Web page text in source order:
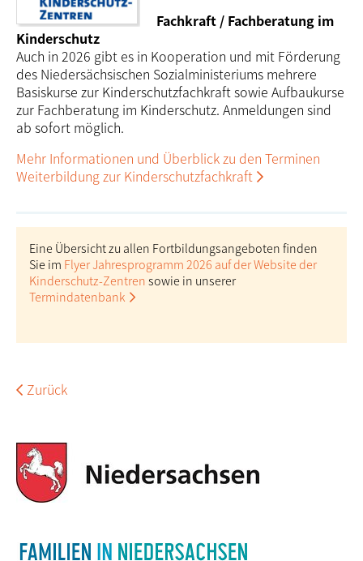
Fachkraft / Fachberatung im
Kinder­schutz
Auch in 2026 gibt es in Kooperation und mit Förderung
des Nieder­säch­si­schen Sozial­minis­te­riums mehrere
Basiskurse zur Kinder­schutz­fach­kraft sowie Aufbau­kurse
zur Fach­beratung im Kinder­schutz. Anmeldungen sind
ab sofort möglich.
Mehr Informationen und Überblick zu den Terminen
Weiterbildung zur Kinderschutzfachkraft
Eine Übersicht zu allen Fortbildungsangeboten finden
Sie im Flyer Jahresprogramm 2026 auf der Website der
Kinderschutz-Zentrensowie in unserer
Termindatenbank
Zurück